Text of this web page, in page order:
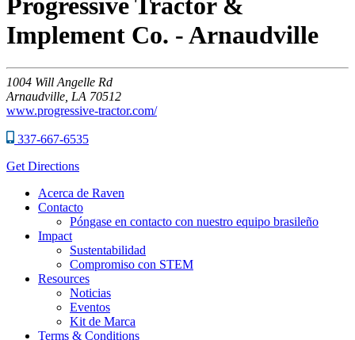
Progressive Tractor &
Implement Co. - Arnaudville
1004 Will Angelle Rd
Arnaudville, LA 70512
www.progressive-tractor.com/
337-667-6535
Get Directions
Acerca de Raven
Contacto
Póngase en contacto con nuestro equipo brasileño
Impact
Sustentabilidad
Compromiso con STEM
Resources
Noticias
Eventos
Kit de Marca
Terms & Conditions